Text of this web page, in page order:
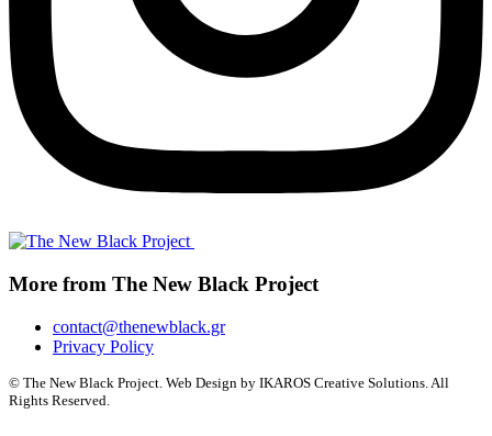
More from The New Black Project
contact@thenewblack.gr
Privacy Policy
© The New Black Project. Web Design by IKAROS Creative Solutions. All
Rights Reserved.